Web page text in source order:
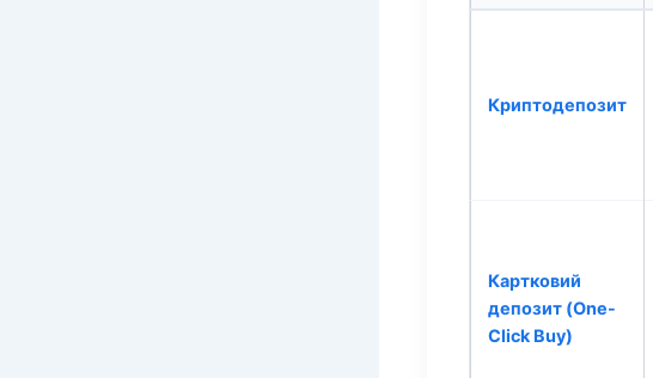
Криптодепозит
Картковий
депозит (One-
Click Buy)